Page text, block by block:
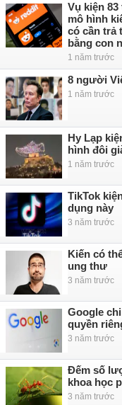
Vụ kiện
mô hình
có cần trả
bằng con
1 năm trước
8 người
1 năm trước
Hy Lạp
hình đôi
1 năm trước
TikTok
dụng này
3 năm trước
Kiến có
ung thư
3 năm trước
Google
quyền
3 năm trước
Đếm số
khoa học
3 năm trước